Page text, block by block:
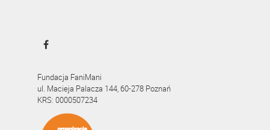
Fundacja FaniMani
ul. Macieja Palacza 144, 60-278 Poznań
KRS: 0000507234